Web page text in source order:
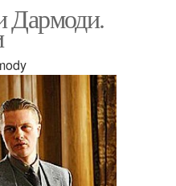
Дармоди.